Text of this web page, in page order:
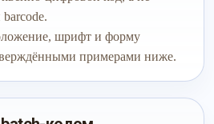
шрифт и форму
примерами ниже.